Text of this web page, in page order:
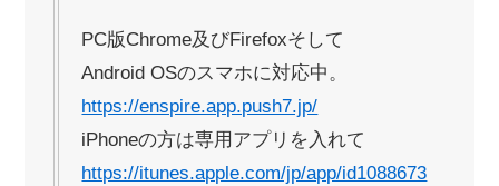
PC版Chrome及びFirefoxそして
Android OSのスマホに対応中。
https://enspire.app.push7.jp/
iPhoneの方は専用アプリを入れて
https://itunes.apple.com/jp/app/id1088673